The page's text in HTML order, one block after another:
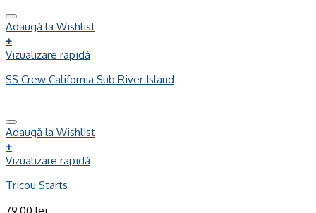
Adaugă la Wishlist
+
Vizualizare rapidă
SS Crew California Sub River Island
Adaugă la Wishlist
+
Vizualizare rapidă
Tricou Starts
79,00 lei